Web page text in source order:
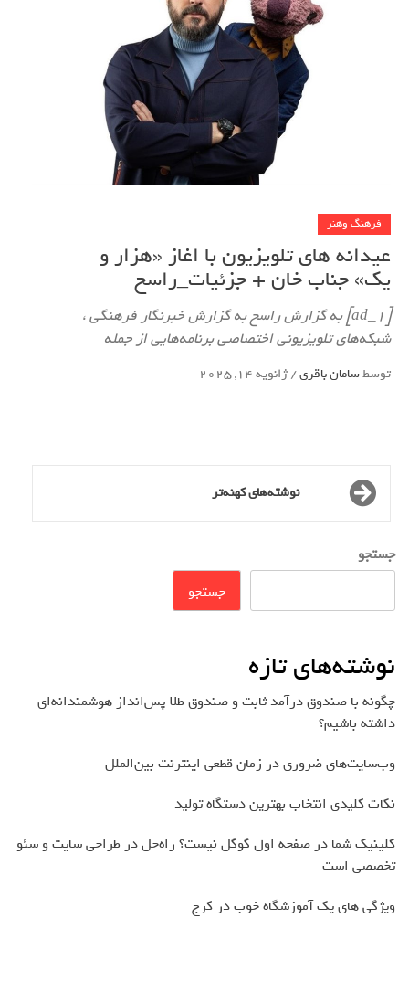
فرهنگ وهنر
عیدانه های تلویزیون با اغاز «هزار و
یک» جناب خان + جزئیات_راسخ
[ad_1] به گزارش راسخ به گزارش خبرنگار فرهنگی ،
شبکه‌های تلویزیونی اختصاصی برنامه‌هایی از جمله
توسطسامان باقری/ژانویه 14, 2025
نوشته‌های کهنه‌تر
جستجو
جستجو
نوشته‌های تازه
چگونه با صندوق درآمد ثابت و صندوق طلا پس‌انداز هوشمندانه‌ای
داشته باشیم؟
وب‌سایت‌های ضروری در زمان قطعی اینترنت بین‌الملل
نکات کلیدی انتخاب بهترین دستگاه تولید
کلینیک شما در صفحه اول گوگل نیست؟ راه‌حل در طراحی سایت و سئو
تخصصی است
ویژگی های یک آموزشگاه خوب در کرج